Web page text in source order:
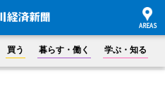
買う 暮らす・働く 学ぶ・知る